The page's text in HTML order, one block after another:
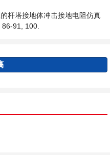
杆塔接地体冲击接地电阻仿真
91, 100.